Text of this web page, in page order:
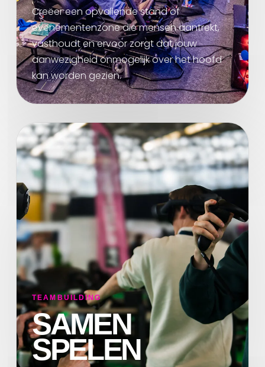
Creëer een opvallende stand of
evenementenzone die mensen aantrekt,
vasthoudt en ervoor zorgt dat jouw
aanwezigheid onmogelijk over het hoofd
kan worden gezien.
TEAMBUILDING
SAMEN
SPELEN